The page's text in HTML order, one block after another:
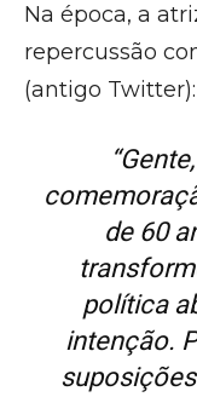
Na época, a
repercussão
(antigo Twitter):
de 60
política
intenção.